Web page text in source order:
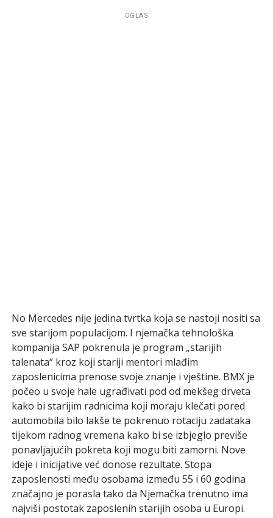
OGLAS
No Mercedes nije jedina tvrtka koja se nastoji nositi sa
sve starijom populacijom. I njemačka tehnološka
kompanija SAP pokrenula je program „starijih
talenata“ kroz koji stariji mentori mlađim
zaposlenicima prenose svoje znanje i vještine. BMX je
počeo u svoje hale ugrađivati pod od mekšeg drveta
kako bi starijim radnicima koji moraju klečati pored
automobila bilo lakše te pokrenuo rotaciju zadataka
tijekom radnog vremena kako bi se izbjeglo previše
ponavljajućih pokreta koji mogu biti zamorni. Nove
ideje i inicijative već donose rezultate. Stopa
zaposlenosti među osobama između 55 i 60 godina
značajno je porasla tako da Njemačka trenutno ima
najviši postotak zaposlenih starijih osoba u Europi.